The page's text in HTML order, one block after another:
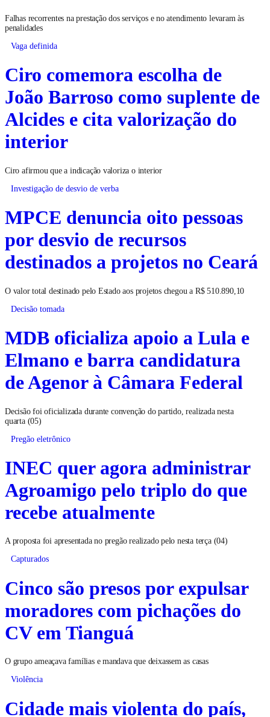
Falhas recorrentes na prestação dos serviços e no atendimento levaram às
penalidades
Vaga definida
Ciro comemora escolha de
João Barroso como suplente de
Alcides e cita valorização do
interior
Ciro afirmou que a indicação valoriza o interior
Investigação de desvio de verba
MPCE denuncia oito pessoas
por desvio de recursos
destinados a projetos no Ceará
O valor total destinado pelo Estado aos projetos chegou a R$ 510.890,10
Decisão tomada
MDB oficializa apoio a Lula e
Elmano e barra candidatura
de Agenor à Câmara Federal
Decisão foi oficializada durante convenção do partido, realizada nesta
quarta (05)
Pregão eletrônico
INEC quer agora administrar
Agroamigo pelo triplo do que
recebe atualmente
A proposta foi apresentada no pregão realizado pelo nesta terça (04)
Capturados
Cinco são presos por expulsar
moradores com pichações do
CV em Tianguá
O grupo ameaçava famílias e mandava que deixassem as casas
Violência
Cidade mais violenta do país,